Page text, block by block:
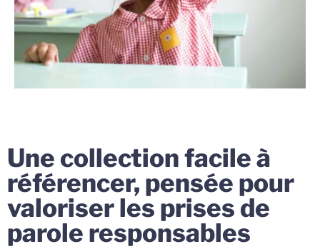
Une collection facile à
référencer, pensée pour
valoriser les prises de
parole responsables